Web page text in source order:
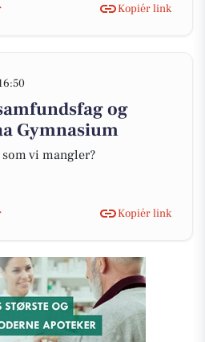
Kopiér link
og
Gymnasium
vi mangler?
Kopiér link